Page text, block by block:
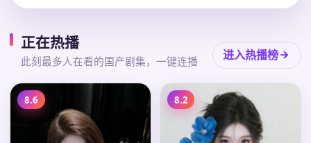
正在热播
此刻最多人在看的国产剧集，一键连播 进入热播榜
8.6 8.2